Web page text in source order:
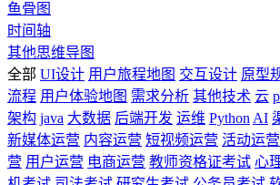
鱼骨图
时间轴
其他思维导图
全部 UI设计 用户旅程地图 交互设计 原型
流程 用户体验地图 需求分析 其他技术 云
架构 java 大数据 后端开发 运维 Python AI
新媒体运营 内容运营 短视频运营 活动运营
营 用户运营 电商运营 教师资格证考试 心